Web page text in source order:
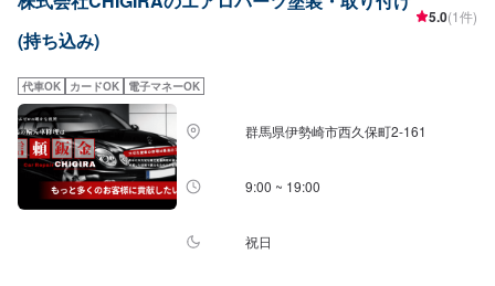
す！全員業界歴20年以上の大ベテランの作業員です。お客様の愛車をご安心
してお任せください！【作業実績】スバルレヴォーグ10,000円-------------------
お見積りにご納得いただければ作業開始【4】仕上がり次第納車-----------パー
ツ持ち込みについて-----------パーツの持ち込み可能です。オファーにて詳細を
お願い致します。【定休日・営業時間】定休日：日曜日、祝日営業時間：
8:30~17:30
(持ち込み)
5.0(1件)
代車OK カードOK 電子マネーOK
群馬県伊勢崎市西久保町2-161
9:00 ~ 19:00
祝日